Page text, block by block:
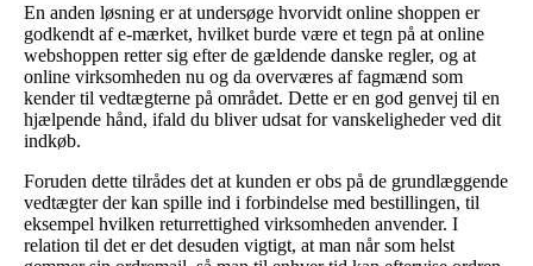
En anden løsning er at undersøge hvorvidt online shoppen er
godkendt af e-mærket, hvilket burde være et tegn på at online
webshoppen retter sig efter de gældende danske regler, og at
online virksomheden nu og da overværes af fagmænd som
kender til vedtægterne på området. Dette er en god genvej til en
hjælpende hånd, ifald du bliver udsat for vanskeligheder ved dit
indkøb.
Foruden dette tilrådes det at kunden er obs på de grundlæggende
vedtægter der kan spille ind i forbindelse med bestillingen, til
eksempel hvilken returrettighed virksomheden anvender. I
relation til det er det desuden vigtigt, at man når som helst